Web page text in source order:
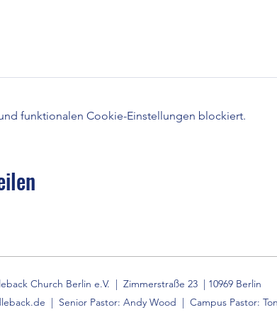
funktionalen Cookie-Einstellungen blockiert.
Church Berlin e.V. | Zimmerstraße 23 | 10969 Berlin
| Senior Pastor: Andy Wood | Campus Pastor: